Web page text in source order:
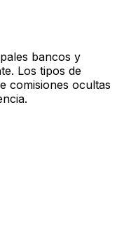
bancos y
Los tipos de
comisiones ocultas